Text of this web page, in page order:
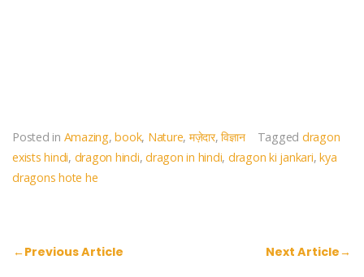
Posted in Amazing,book, Nature, मज़ेदार,विज्ञान Tagged dragon
exists hindi, dragon hindi, dragon in hindi, dragon ki jankari, kya
dragons hote he
पोस्ट
←Previous Article Next Article→